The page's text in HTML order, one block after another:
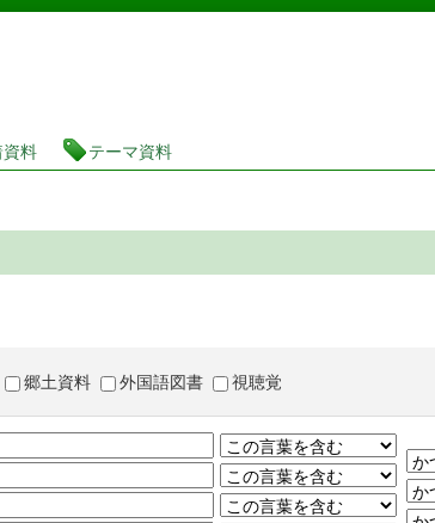
茨城県立図書館 蔵書検索・予約システム
資料 テーマ資料
郷土資料 外国語図書 視聴覚